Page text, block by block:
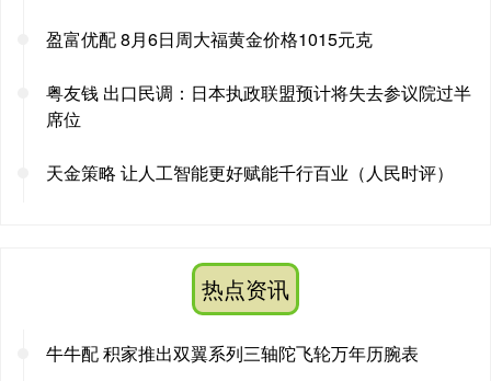
盈富优配 8月6日周大福黄金价格1015元克
粤友钱 出口民调：日本执政联盟预计将失去参议院过半
席位
天金策略 让人工智能更好赋能千行百业（人民时评）
热点资讯
牛牛配 积家推出双翼系列三轴陀飞轮万年历腕表